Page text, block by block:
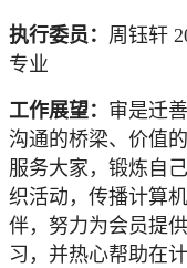
执行委员： 周钰轩
专业
工作展望： 审是迁
沟通的桥梁、价值
服务大家，锻炼自
织活动，传播计算
伴，努力为会员提
习，并热心帮助在